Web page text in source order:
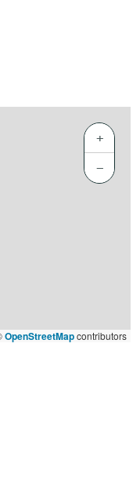
+
−
OpenStreetMapcontributors